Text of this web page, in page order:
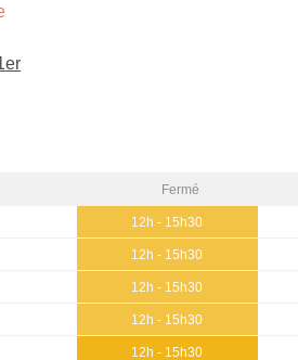
Fermé
12h - 15h30
12h - 15h30
12h - 15h30
12h - 15h30
12h - 15h30